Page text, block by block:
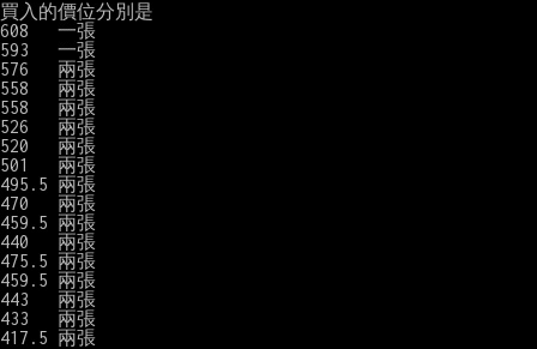
買入的價位分別是
608   一張
593   一張
576   兩張
558   兩張
558   兩張
526   兩張
520   兩張
501   兩張
495.5 兩張
470   兩張
459.5 兩張
440   兩張
475.5 兩張
459.5 兩張
443   兩張
433   兩張
417.5 兩張